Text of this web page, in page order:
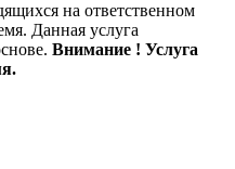
на ответственном
Данная услуга
Внимание ! Услуга